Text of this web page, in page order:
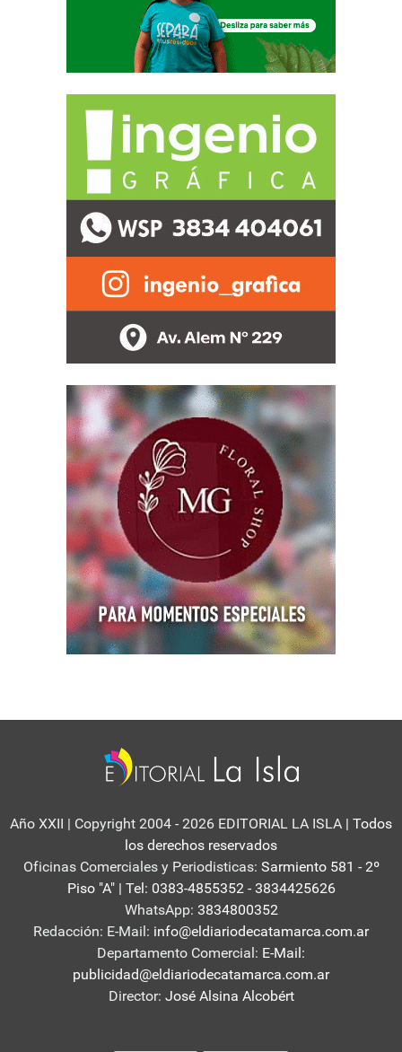
Año XXII | Copyright 2004 - 2026 EDITORIAL LA ISLA | Todos
los derechos reservados
Oficinas Comerciales y Periodisticas: Sarmiento 581 - 2º
Piso "A" | Tel: 0383-4855352 - 3834425626
WhatsApp: 3834800352
Redacción: E-Mail: info@eldiariodecatamarca.com.ar
Departamento Comercial: E-Mail:
publicidad@eldiariodecatamarca.com.ar
Director: José Alsina Alcobért